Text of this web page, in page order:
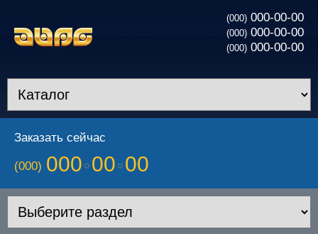
(000) 000-00-00
(000) 000-00-00
(000) 000-00-00
Заказать сейчас
(000) 000 00 00